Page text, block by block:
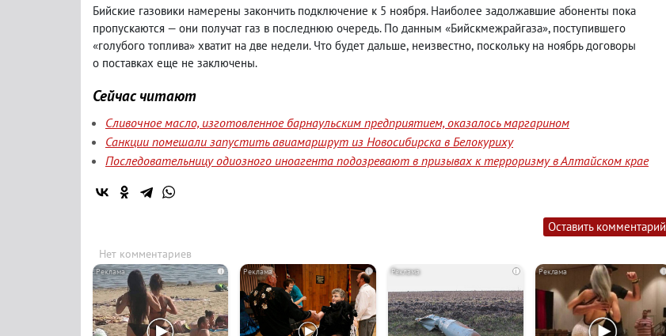
Бийские газовики намерены закончить подключение к 5 ноября. Наиболее задолжавшие абоненты пока
пропускаются — они получат газ в последнюю очередь. По данным «Бийскмежрайгаза», поступившего
«голубого топлива» хватит на две недели. Что будет дальше, неизвестно, поскольку на ноябрь договоры
о поставках еще не заключены.
Сейчас читают
Сливочное масло, изготовленное барнаульским предприятием, оказалось маргарином
Санкции помешали запустить авиамаршрут из Новосибирска в Белокуриху
Последовательницу одиозного иноагента подозревают в призывах к терроризму в Алтайском крае
Оставить комментарий
Нет комментариев
i i i i